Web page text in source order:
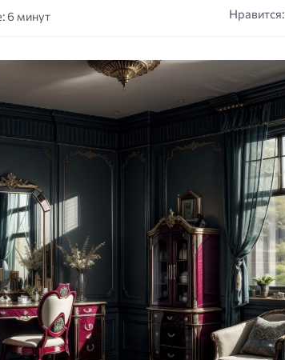
6 минут Нравится: